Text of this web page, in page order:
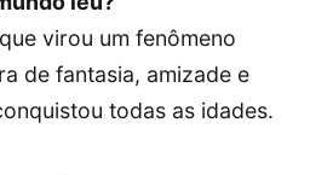
virou um fenômeno
de fantasia, amizade e
todas as idades.